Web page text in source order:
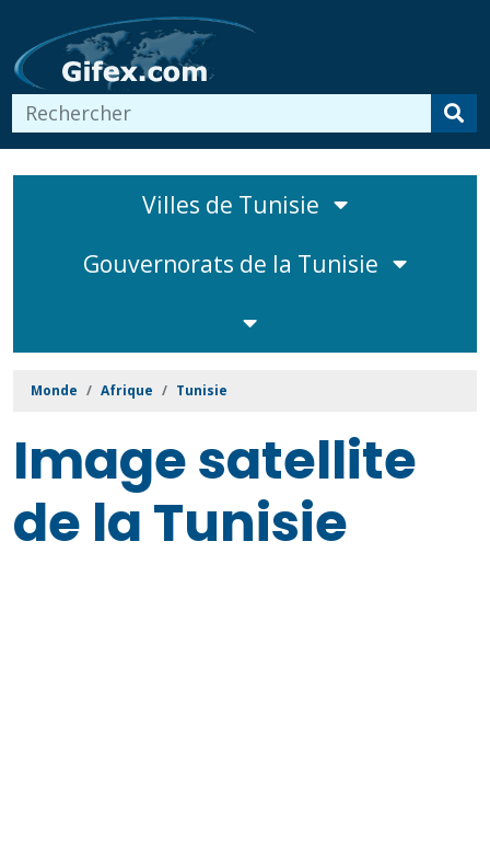
Villes de Tunisie
Gouvernorats de la Tunisie
Monde Afrique Tunisie
Image satellite
de la Tunisie